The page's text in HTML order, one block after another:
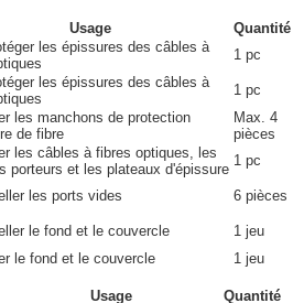
Usage
Quantité
les épissures des câbles à
1 pc
les épissures des câbles à
1 pc
les manchons de protection
de fibre
Max. 4
pièces
les câbles à fibres optiques, les
porteurs et les plateaux d'épissure
1 pc
les ports vides 6 pièces
le fond et le couvercle
1 jeu
le fond et le couvercle
1 jeu
Usage Quantité